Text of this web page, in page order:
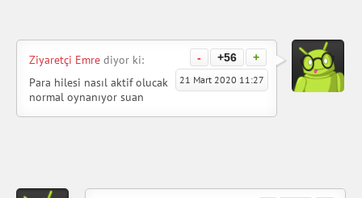
- +56 +
Ziyaretçi Emre diyor ki:
21 Mart 2020 11:27
Para hilesi nasıl aktif olucak
normal oynanıyor suan